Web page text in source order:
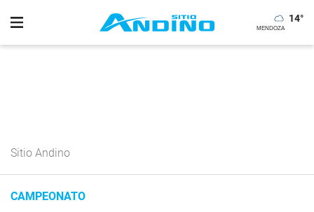
14°
Sitio Andino
CAMPEONATO